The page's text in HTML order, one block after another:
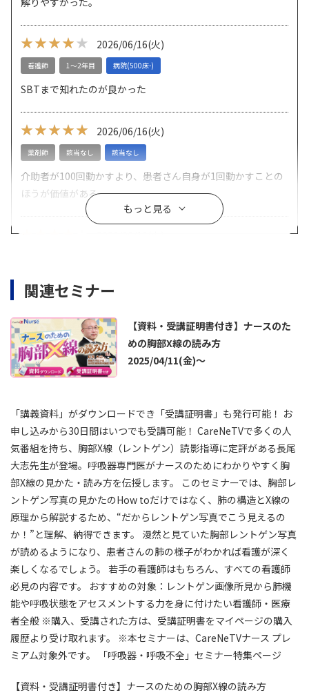
★★★★
★★★★★ 2026/06/16(火)
看護師 1～2年目 病院(500床-)
SBTまで知れたのが良かった
★★★★★
★★★★★ 2026/06/16(火)
薬剤師 該当なし 該当なし
介助者が100回動かすより、患者さん自身が1回動かすことの
ほうが価値がある
★★★★
★★★★★ 2026/06/16(火)
看護師 6～10年目 病院(200-499床)
アセスメントの視点の再確認、知識のアップデートができた
★★★
★★★★★ 2026/06/16(火)
医師 該当なし 該当なし
わがりやすかった。 時間が少し長い。
もっと見る
関連セミナー
【資料・受講証明書付き】ナースのた
めの胸部X線の読み方
2025/04/11(金)～
「講義資料」がダウンロードでき「受講証明書」も発行可能！ お
申し込みから30日間はいつでも受講可能！ CareNeTVで多くの人
気番組を持ち、胸部X線（レントゲン）読影指導に定評がある長尾
大志先生が登場。呼吸器専門医がナースのためにわかりやすく胸
部X線の見かた・読み方を伝授します。 このセミナーでは、胸部レ
ントゲン写真の見かたのHow toだけではなく、肺の構造とX線の
原理から解説するため、“だからレントゲン写真でこう見えるの
か！”と理解、納得できます。 漫然と見ていた胸部レントゲン写真
が読めるようになり、患者さんの肺の様子がわかれば看護が深く
楽しくなるでしょう。 若手の看護師はもちろん、すべての看護師
必見の内容です。 おすすめの対象：レントゲン画像所見から肺機
能や呼吸状態をアセスメントする力を身に付けたい看護師・医療
者全般 ※購入、受講された方は、受講証明書をマイページの購入
履歴より受け取れます。 ※本セミナーは、CareNeTVナース プレ
ミアム対象外です。 「呼吸器・呼吸不全」セミナー特集ページ
【資料・受講証明書付き】ナースのための胸部X線の読み方